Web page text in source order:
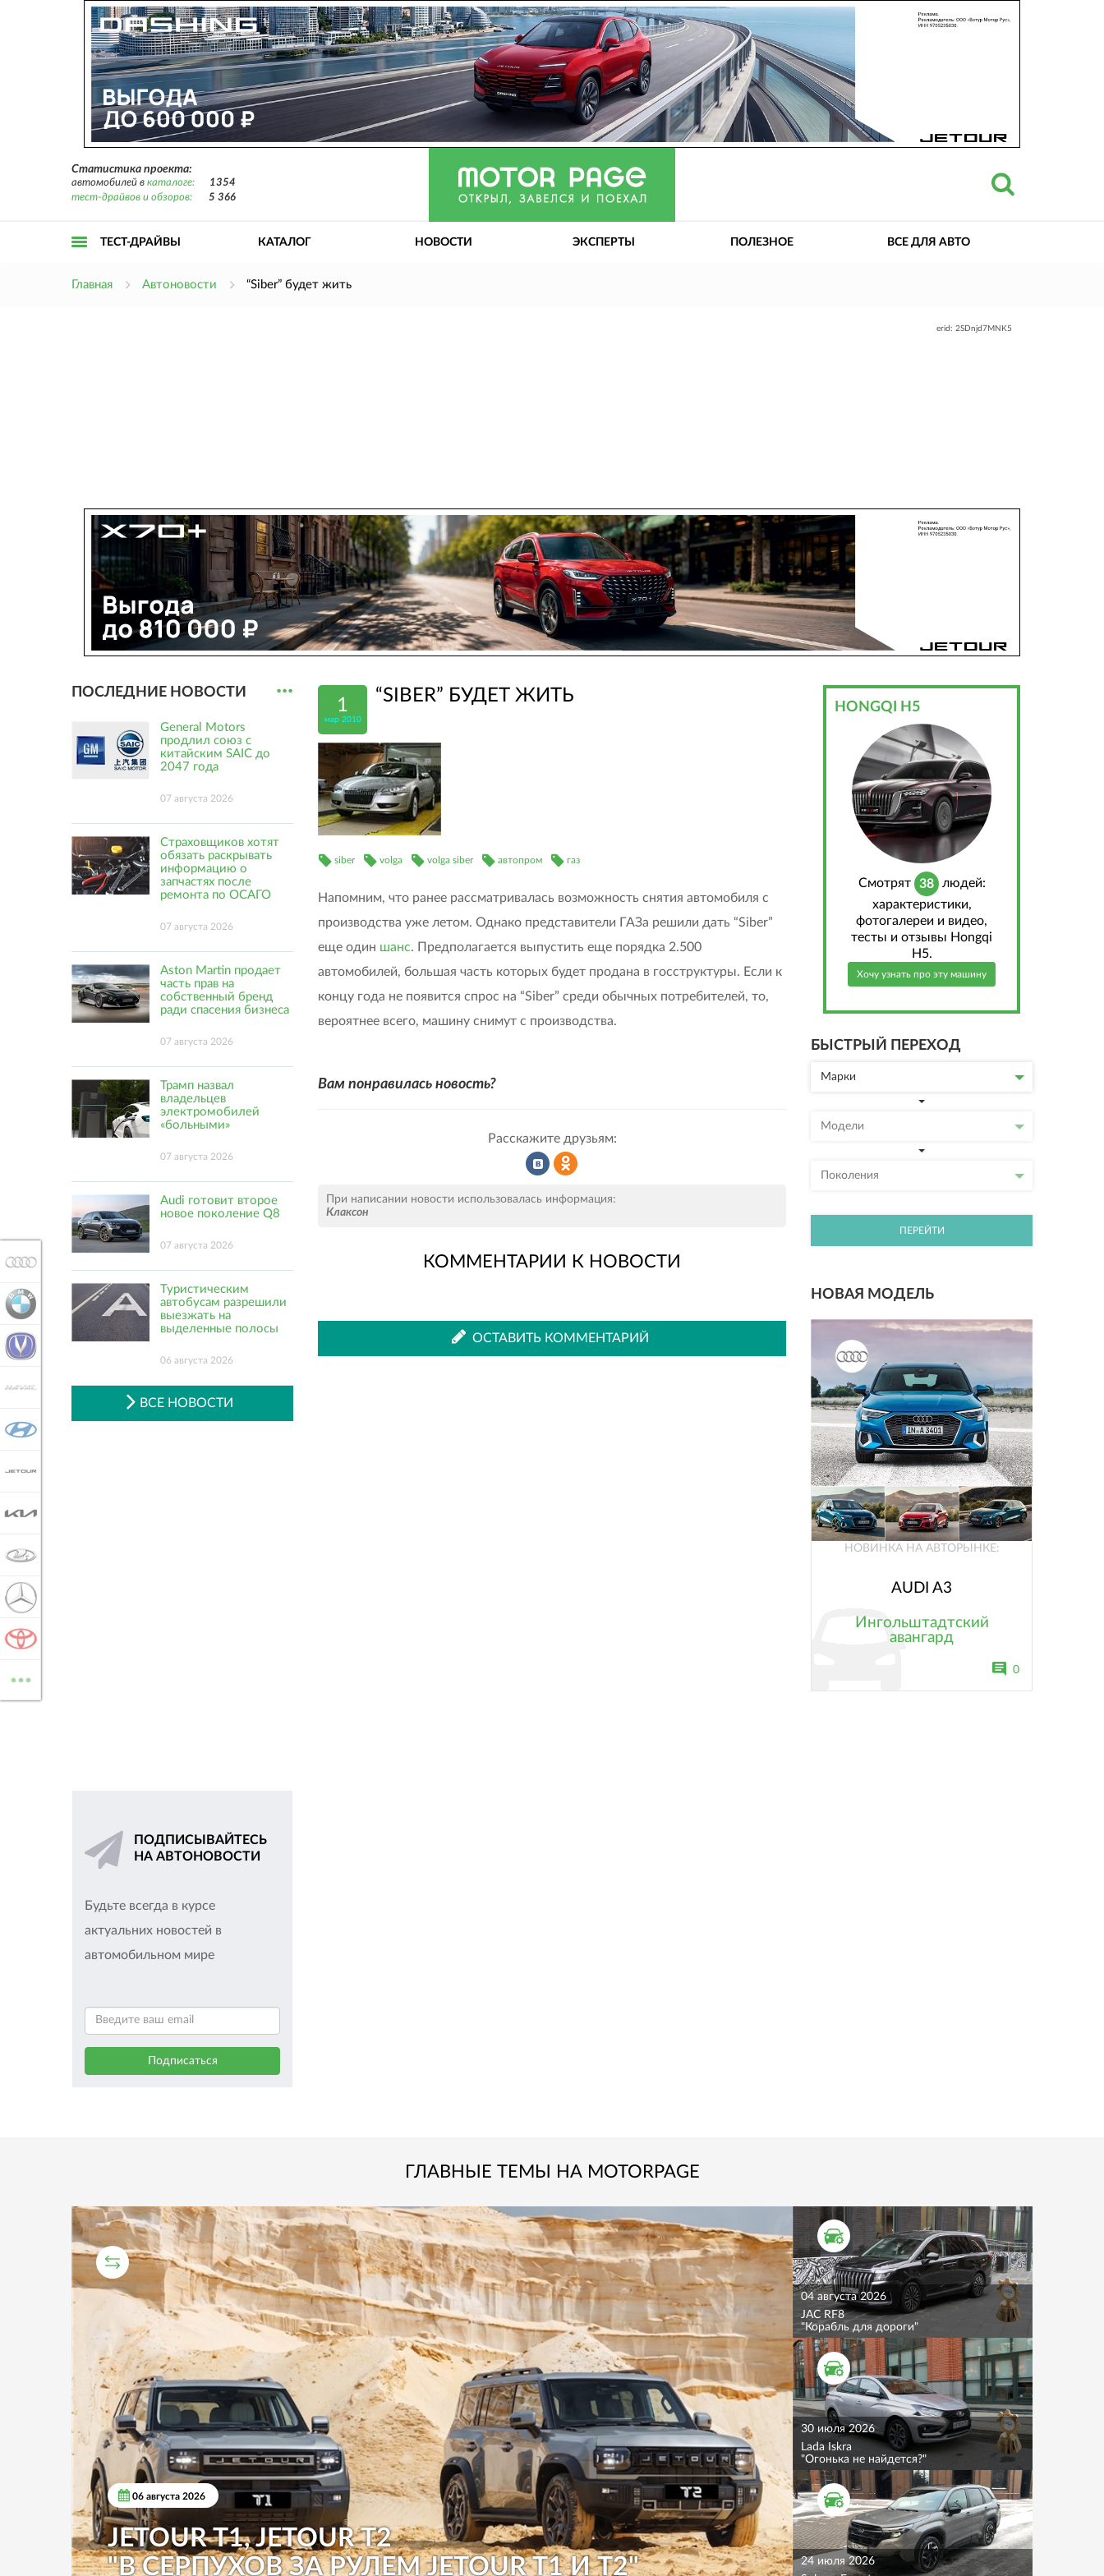
Статистика проекта:
автомобилей в каталоге:
1354
тест-драйвов и обзоров:
5 366
ТЕСТ-ДРАЙВЫ КАТАЛОГ НОВОСТИ ЭКСПЕРТЫ ПОЛЕЗНОЕ ВСЕ ДЛЯ АВТО
Главная Автоновости “Siber” будет жить
erid: 2SDnjd7MNK5
1
мар 2010
“SIBER” БУДЕТ ЖИТЬ
siber volga volga siber автопром газ
Напомним, что ранее рассматривалась возможность снятия автомобиля с
производства уже летом. Однако представители ГАЗа решили дать “Siber”
еще один шанс. Предполагается выпустить еще порядка 2.500
автомобилей, большая часть которых будет продана в госструктуры. Если к
концу года не появится спрос на “Siber” среди обычных потребителей, то,
вероятнее всего, машину снимут с производства.
Вам понравилась новость?
Расскажите друзьям:
во
ВКонтакте
Одноклассниках
При написании новости использовалась информация:
Клаксон
КОММЕНТАРИИ К НОВОСТИ
ОСТАВИТЬ КОММЕНТАРИЙ
ПОСЛЕДНИЕ НОВОСТИ ...
General Motors
продлил союз с
китайским SAIC до
2047 года
07 августа 2026
Страховщиков хотят
обязать раскрывать
информацию о
запчастях после
ремонта по ОСАГО
07 августа 2026
Aston Martin продает
часть прав на
собственный бренд
ради спасения бизнеса
07 августа 2026
Трамп назвал
владельцев
электромобилей
«больными»
07 августа 2026
Audi готовит второе
новое поколение Q8
07 августа 2026
Туристическим
автобусам разрешили
выезжать на
выделенные полосы
06 августа 2026
ВСЕ НОВОСТИ
ПОДПИСЫВАЙТЕСЬ
НА АВТОНОВОСТИ
Будьте всегда в курсе
актуальних новостей в
автомобильном мире
HONGQI H5
Cмотрят 38 людей:
характеристики,
фотогалереи и видео,
тесты и отзывы Hongqi
H5.
Хочу узнать про эту машину
БЫСТРЫЙ ПЕРЕХОД
Марки
Модели
Поколения
ПЕРЕЙТИ
НОВАЯ МОДЕЛЬ
НОВИНКА НА АВТОРЫНКЕ:
AUDI A3
Ингольштадтский
авангард
0
ГЛАВНЫЕ ТЕМЫ НА MOTORPAGE
СРАВНИТЕЛЬНЫЙ ТЕСТ
06 августа 2026
JETOUR T1, JETOUR T2
"В СЕРПУХОВ ЗА РУЛЕМ JETOUR T1 И T2"
ТЕСТ ДРАЙВ
04 августа 2026
JAC RF8
"Корабль для дороги"
ТЕСТ ДРАЙВ
30 июля 2026
Lada Iskra
"Огонька не найдется?"
ТЕСТ ДРАЙВ
24 июля 2026
HAVAL
...